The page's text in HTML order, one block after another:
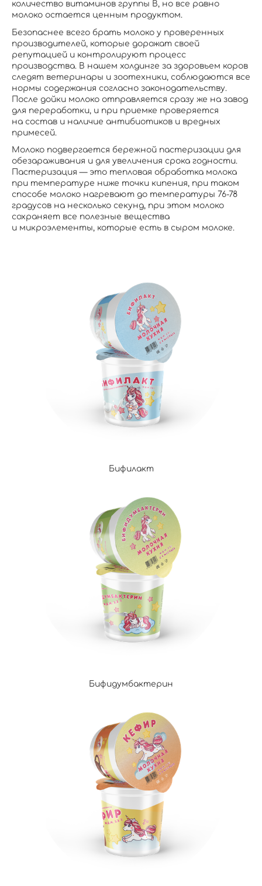
количество витаминов группы B, но все равно
молоко остается ценным продуктом.
Безопаснее всего брать молоко у проверенных
производителей, которые дорожат своей
репутацией и контролируют процесс
производства. В нашем холдинге за здоровьем коров
следят ветеринары и зоотехники, соблюдаются все
нормы содержания согласно законодательству.
После дойки молоко отправляется сразу же на завод
для переработки, и при приемке проверяется
на состав и наличие антибиотиков и вредных
примесей.
Молоко подвергается бережной пастеризации для
обезараживания и для увеличения срока годности.
Пастеризация — это тепловая обработка молока
при температуре ниже точки кипения, при таком
способе молоко нагревают до температуры 76-78
градусов на несколько секунд, при этом молоко
сохраняет все полезные вещества
и микроэлементы, которые есть в сыром молоке.
Бифилакт
Бифидумбактерин